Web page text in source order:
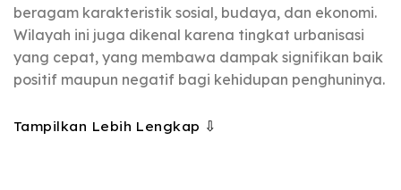
beragam karakteristik sosial, budaya, dan ekonomi.
Wilayah ini juga dikenal karena tingkat urbanisasi
yang cepat, yang membawa dampak signifikan baik
positif maupun negatif bagi kehidupan penghuninya.
Tampilkan Lebih Lengkap ⇩